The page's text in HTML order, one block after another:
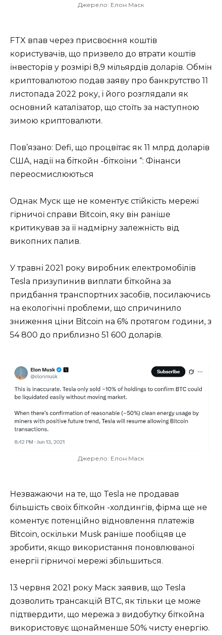
Джерело: Елон Маск
FTX впав через присвоєння коштів
користувачів, що призвело до втрати коштів
інвесторів у розмірі 8,9 мільярдів доларів. Обмін
криптовалютою подав заяву про банкрутство 11
листопада 2022 року, і його розглядали як
основний каталізатор, що стоїть за наступною
зимою криптовалюти.
Пов’язано: Defi, що процвітає як 11 млрд доларів
США, надії на біткойн -біткоїни “: Фінанси
переосмислюються
Однак Муск ще не коментує стійкість мережі
гірничої справи Bitcoin, яку він раніше
критикував за її надмірну залежність від
викопних палив.
У травні 2021 року виробник електромобілів
Tesla призупинив виплати біткойна за
придбання транспортних засобів, посилаючись
на екологічні проблеми, що спричинило
зниження ціни Bitcoin на 6% протягом години, з
54 800 до приблизно 51 600 доларів.
Джерело: Елон Маск
Незважаючи на те, що Tesla не продавав
більшість своїх біткойн -холдингів, фірма ще не
коментує потенційно відновлення платежів
Bitcoin, оскільки Musk раніше пообіцяв це
зробити, якщо використання поновлюваної
енергії гірничої мережі збільшиться.
13 червня 2021 року Маск заявив, що Tesla
дозволить трансакцій BTC, як тільки це може
підтвердити, що мережа з видобутку біткойна
використовує щонайменше 50% чисту енергію.